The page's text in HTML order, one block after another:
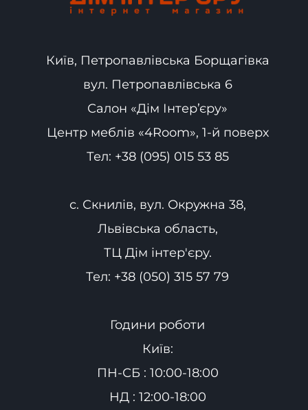
Київ, Петропавлівська Борщагівка
вул. Петропавлівська 6
Салон «Дім Інтер’єру»
Центр меблів «4Room», 1-й поверх
Тел: +38 (095) 015 53 85
с. Скнилів, вул. Окружна 38,
Львівська область,
ТЦ Дім інтер'єру.
Тел: +38 (050) 315 57 79
Години роботи
Київ:
ПН-СБ : 10:00-18:00
НД : 12:00-18:00